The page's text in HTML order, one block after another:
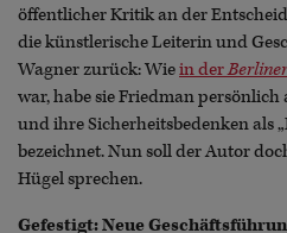
öffentlicher Kritik an der
die künstlerische Leiterin und
Wagner zurück: Wiein der
war, habe sie Friedman
und ihre Sicherheitsbedenken als
bezeichnet. Nun soll der Autor
Hügel sprechen.
Gefestigt: Neue